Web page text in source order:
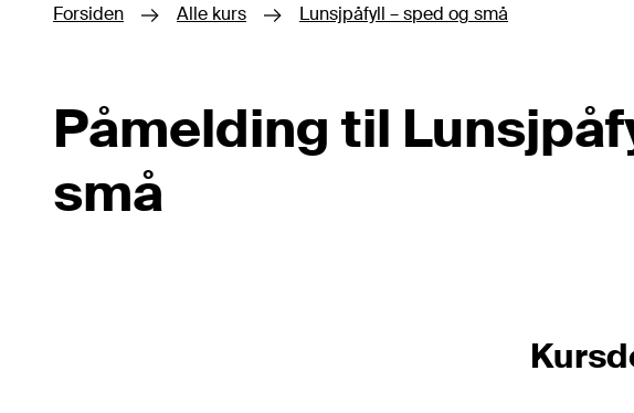
Forsiden Alle kurs Lunsjpåfyll – sped og små
Påmelding til
små